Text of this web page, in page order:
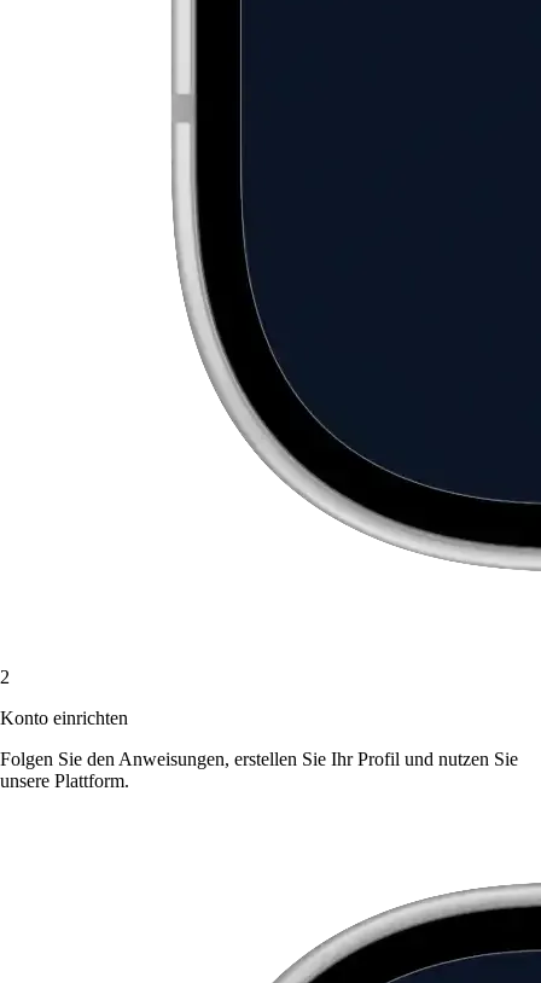
2
Konto einrichten
Folgen Sie den Anweisungen, erstellen Sie Ihr Profil und nutzen Sie
unsere Plattform.